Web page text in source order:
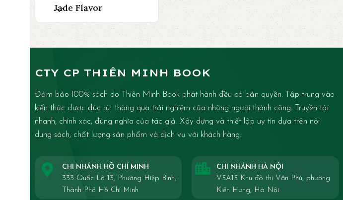
Jade Flavor
CTY CP THIÊN MINH BOOK
Đảm bảo 100% sách do Thiên Minh Book phát hành đều có bản quyền. Tập trung vào
kiến thức được đúc rút thông qua trải nghiệm của những người thành công. Truyền tải
nhanh, chính xác, đúng nghĩa của tác giả. Xây dựng và thiết lập uy tín dựa trên nội
dung sách, chất lượng sản phẩm và dịch vụ với khách hàng.
CHI NHÁNH HỒ CHÍ MINH
333 Quốc Lộ 13, Phường Hiệp Bình,
Thành Phố Hồ Chí Minh
CHI NHÁNH HÀ NỘI
V5A15 Khu đô thị Văn Phú, phường
Kiến Hưng, Hà Nội